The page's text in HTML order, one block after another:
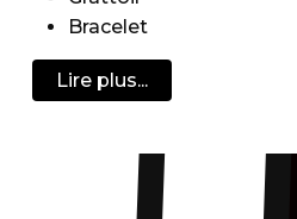
Bracelet
Tournevis
Sifflet
durable
Clip pour bouteille d’eau
Lire plus...